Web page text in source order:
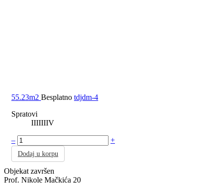
55.23m2 Besplatno tdjdm-4
Spratovi
IIIIIIIV
– +
Dodaj u korpu
Objekat završen
Prof. Nikole Mačkića 20